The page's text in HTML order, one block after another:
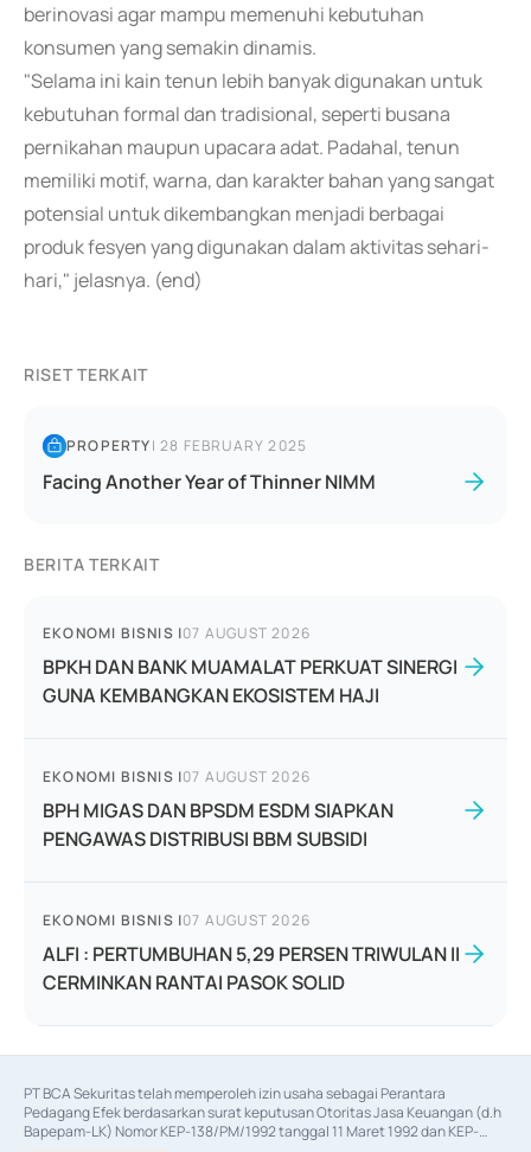
berinovasi agar mampu memenuhi kebutuhan
konsumen yang semakin dinamis.
"Selama ini kain tenun lebih banyak digunakan untuk
kebutuhan formal dan tradisional, seperti busana
pernikahan maupun upacara adat. Padahal, tenun
memiliki motif, warna, dan karakter bahan yang sangat
potensial untuk dikembangkan menjadi berbagai
produk fesyen yang digunakan dalam aktivitas sehari-
hari," jelasnya. (end)
RISET TERKAIT
PROPERTY|28 FEBRUARY 2025
Facing Another Year of Thinner NIMM
BERITA TERKAIT
EKONOMI BISNIS |07 AUGUST 2026
BPKH DAN BANK MUAMALAT PERKUAT SINERGI
GUNA KEMBANGKAN EKOSISTEM HAJI
EKONOMI BISNIS |07 AUGUST 2026
BPH MIGAS DAN BPSDM ESDM SIAPKAN
PENGAWAS DISTRIBUSI BBM SUBSIDI
EKONOMI BISNIS |07 AUGUST 2026
ALFI : PERTUMBUHAN 5,29 PERSEN TRIWULAN II
CERMINKAN RANTAI PASOK SOLID
PT BCA Sekuritas telah memperoleh izin usaha sebagai Perantara
Pedagang Efek berdasarkan surat keputusan Otoritas Jasa Keuangan (d.h
Bapepam-LK) Nomor KEP-138/PM/1992 tanggal 11 Maret 1992 dan KEP-